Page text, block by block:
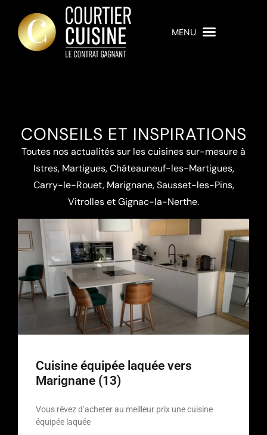
CONSEILS ET INSPIRATIONS
Toutes nos actualités sur les cuisines sur-mesure à
Istres, Martigues, Châteauneuf-les-Martigues,
Carry-le-Rouet, Marignane, Sausset-les-Pins,
Vitrolles et Gignac-la-Nerthe.
Cuisine équipée laquée vers
Marignane (13)
Vous rêvez d’acheter au meilleur prix une cuisine
équipée laquée